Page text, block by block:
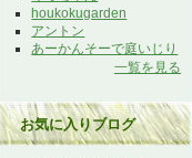
houkokugarden
アントン
あーかんそーで庭いじり
一覧を見る
お気に入りブログ